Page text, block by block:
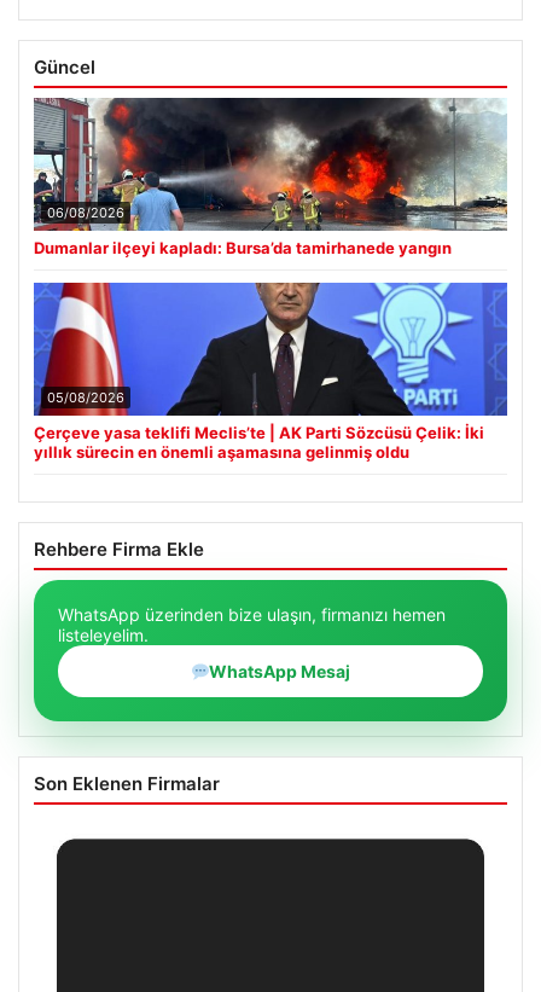
Güncel
06/08/2026
Dumanlar ilçeyi kapladı: Bursa’da tamirhanede yangın
05/08/2026
Çerçeve yasa teklifi Meclis’te | AK Parti Sözcüsü Çelik: İki
yıllık sürecin en önemli aşamasına gelinmiş oldu
Rehbere Firma Ekle
WhatsApp üzerinden bize ulaşın, firmanızı hemen
listeleyelim.
WhatsApp Mesaj
Son Eklenen Firmalar